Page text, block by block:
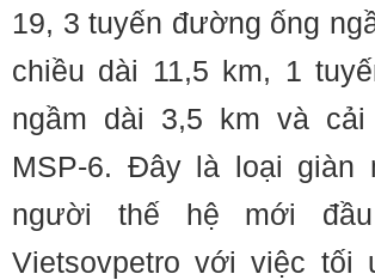
19, 3 tuyến đường ống
chiều dài 11,5 km, 1
ngầm dài 3,5 km và cải
MSP-6. Đây là loại giàn
người thế hệ mới
Vietsovpetro với việc tối